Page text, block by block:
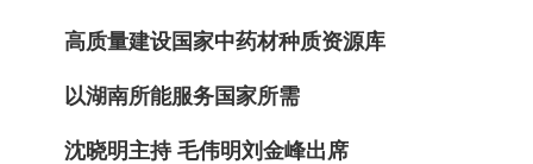
高质量建设国家中药材种质资源库
以湖南所能服务国家所需
沈晓明主持 毛伟明刘金峰出席